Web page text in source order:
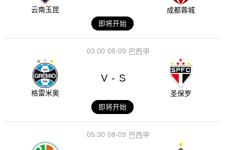
云南玉昆
成都蓉城
即将开始
08-09
03:00 巴西甲
格雷米奥
V - S
圣保罗
即将开始
08-09
05:30 巴西甲